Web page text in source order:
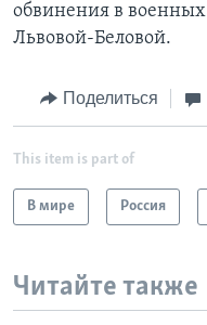
обвинения в
Львовой-Беловой.
Поделиться
This item is part of
В мире Россия
Читайте также